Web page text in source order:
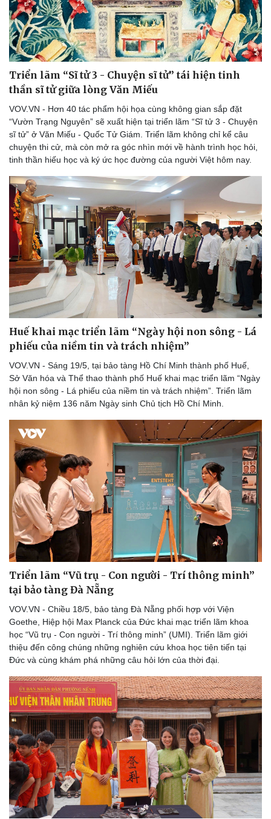
Doanh nghiệp
Thông tin doanh nghiệp
Doanh nghiệp 24h
Doanh nhân
Vì cộng đồng
Công nghệ
Sành điệu
Tin Công nghệ
Chuyển đổi số
Triển lãm “Sĩ tử 3 - Chuyện sĩ tử” tái hiện tinh
thần sĩ tử giữa lòng Văn Miếu
VOV.VN - Hơn 40 tác phẩm hội họa cùng không gian sắp đặt
“Vườn Trạng Nguyên” sẽ xuất hiện tại triển lãm “Sĩ tử 3 - Chuyện
sĩ tử” ở Văn Miếu - Quốc Tử Giám. Triển lãm không chỉ kể câu
chuyện thi cử, mà còn mở ra góc nhìn mới về hành trình học hỏi,
tinh thần hiếu học và ký ức học đường của người Việt hôm nay.
Huế khai mạc triển lãm “Ngày hội non sông - Lá
phiếu của niềm tin và trách nhiệm”
VOV.VN - Sáng 19/5, tại bảo tàng Hồ Chí Minh thành phố Huế,
Sở Văn hóa và Thể thao thành phố Huế khai mạc triển lãm “Ngày
hội non sông - Lá phiếu của niềm tin và trách nhiệm”. Triển lãm
nhân kỷ niệm 136 năm Ngày sinh Chủ tịch Hồ Chí Minh.
Triển lãm “Vũ trụ - Con người - Trí thông minh”
tại bảo tàng Đà Nẵng
VOV.VN - Chiều 18/5, bảo tàng Đà Nẵng phối hợp với Viện
Goethe, Hiệp hội Max Planck của Đức khai mạc triển lãm khoa
học “Vũ trụ - Con người - Trí thông minh” (UMI). Triển lãm giới
thiệu đến công chúng những nghiên cứu khoa học tiên tiến tại
Đức và cùng khám phá những câu hỏi lớn của thời đại.